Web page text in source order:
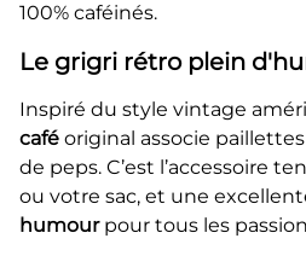
100% caféinés.
Le grigri rétro plein
Inspiré du style vintage
café original associe
de peps. C’est l’accessoire
ou votre sac, et une
humourpour tous les